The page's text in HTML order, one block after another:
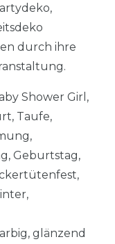
durch ihre
Shower Girl,
Taufe,
Geburtstag,
glänzend